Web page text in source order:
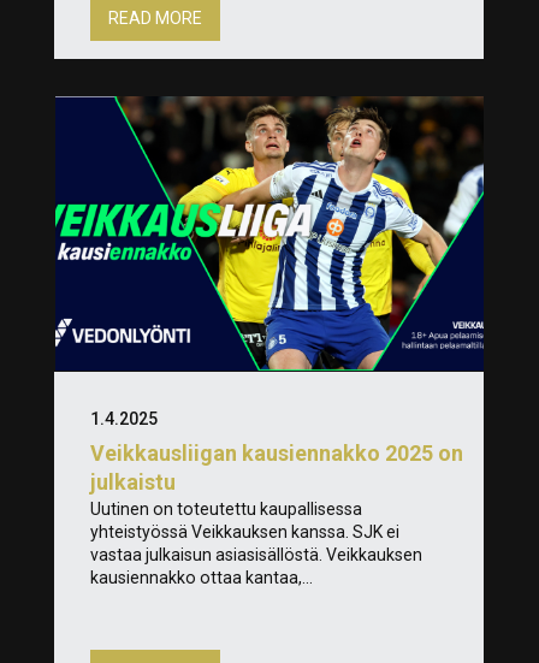
READ MORE
Veikkausliigan kausiennakko 2025 on
julkaistu
1.4.2025
Uutinen on toteutettu kaupallisessa
yhteistyössä Veikkauksen kanssa. SJK ei
vastaa julkaisun asiasisällöstä. Veikkauksen
kausiennakko ottaa kantaa,...